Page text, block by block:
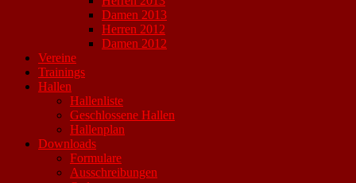
Damen 2013
Herren 2012
Damen 2012
Vereine
Trainings
Hallen
Hallenliste
Geschlossene Hallen
Hallenplan
Downloads
Formulare
Ausschreibungen